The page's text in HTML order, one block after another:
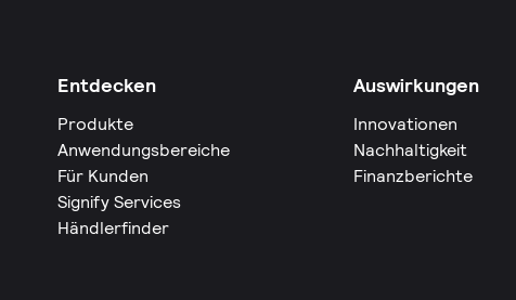
Entdecken
Produkte
Anwendungsbereiche
Für Kunden
Signify Services
Händlerfinder
Auswirkungen
Innovationen
Nachhaltigkeit
Finanzberichte